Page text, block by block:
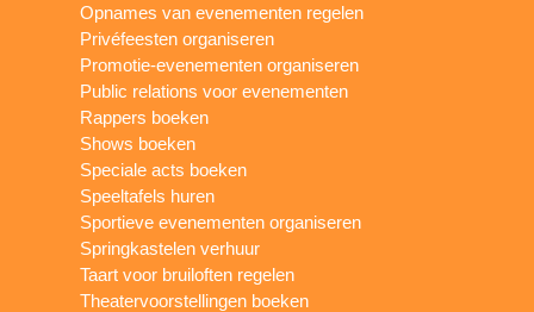
Opnames van evenementen regelen
Privéfeesten organiseren
Promotie-evenementen organiseren
Public relations voor evenementen
Rappers boeken
Shows boeken
Speciale acts boeken
Speeltafels huren
Sportieve evenementen organiseren
Springkastelen verhuur
Taart voor bruiloften regelen
Theatervoorstellingen boeken